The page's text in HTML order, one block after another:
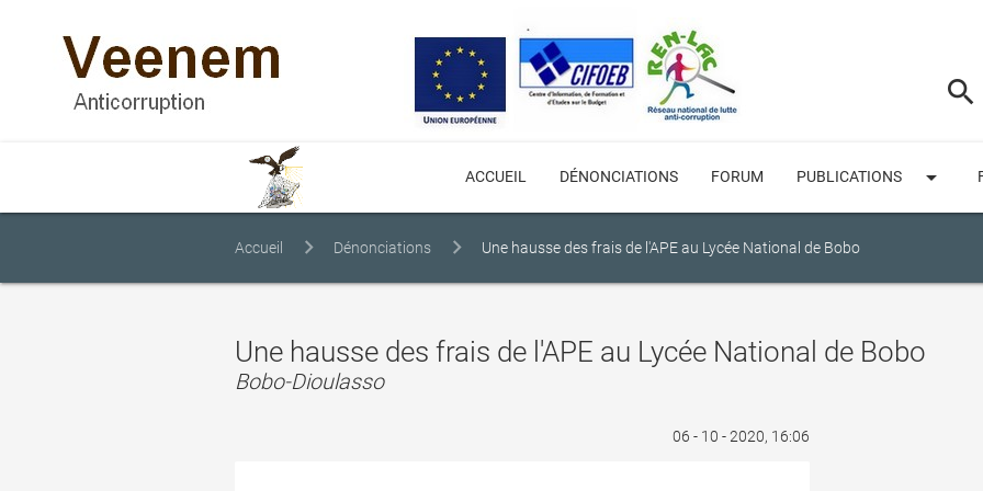
search
ACCUEIL DÉNONCIATIONS FORUM PUBLICATIONS arrow_drop_down
Accueil Dénonciations Une hausse des frais de l'APE au Lycée National de Bobo
Une hausse des frais de l'APE au Lycée National de Bobo
Bobo-Dioulasso
06 - 10 - 2020, 16:06